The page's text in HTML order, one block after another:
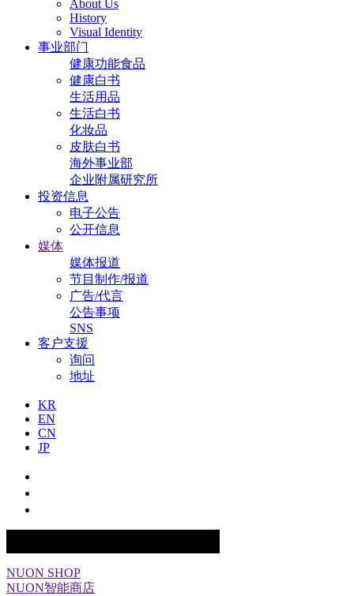
About Us
History
Visual Identity
事业部门
健康功能食品
健康白书
生活用品
生活白书
化妆品
皮肤白书
海外事业部
企业附属研究所
投资信息
电子公告
公开信息
媒体
媒体报道
节目制作/报道
广告/代言
公告事项
SNS
客户支援
询问
地址
KR
EN
CN
JP
NUON SHOP
NUON智能商店